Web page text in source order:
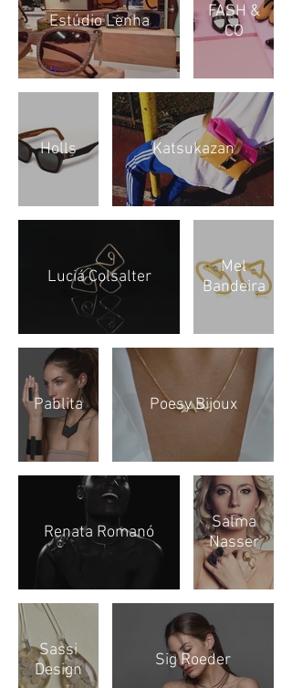
Estúdio Lenha
FASH &
CO
Holls Katsukazan
Luciá Colsalter
Mel
Bandeira
Pablita Poesy Bijoux
Renata Romanó
Salma
Nasser
Sassi
Design
Sig Roeder